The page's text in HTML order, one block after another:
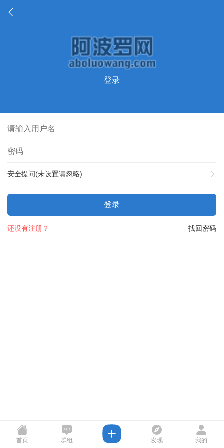
登录
安全提问(未设置请忽略)
登录
找回密码
还没有注册？
首页 群组 发现 我的